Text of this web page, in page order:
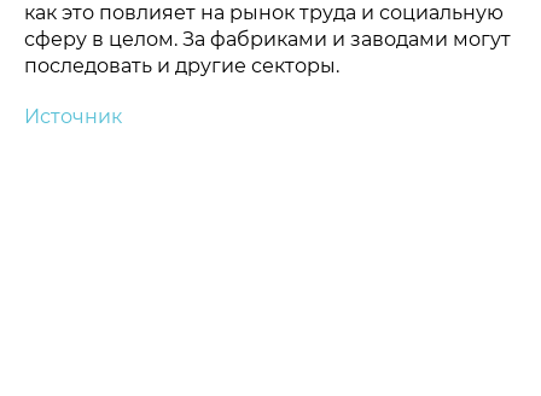
как это повлияет на рынок труда и социальную
сферу в целом. За фабриками и заводами могут
последовать и другие секторы.
Источник
материалов ссылка на ROBOTUNION.RU — обязательна